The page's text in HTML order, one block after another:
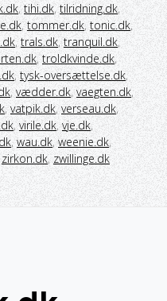
, tihi.dk, tilridning.dk,
, tommer.dk, tonic.dk,
, trals.dk, tranquil.dk,
, troldkvinde.dk,
, tysk-oversættelse.dk,
, vædder.dk, vaegten.dk,
, vatpik.dk, verseau.dk,
, virile.dk, vje.dk,
, wau.dk, weenie.dk,
zirkon.dk, zwillinge.dk